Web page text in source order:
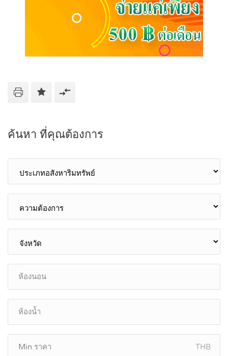
ค้นหา ที่คุณต้องการ
THB